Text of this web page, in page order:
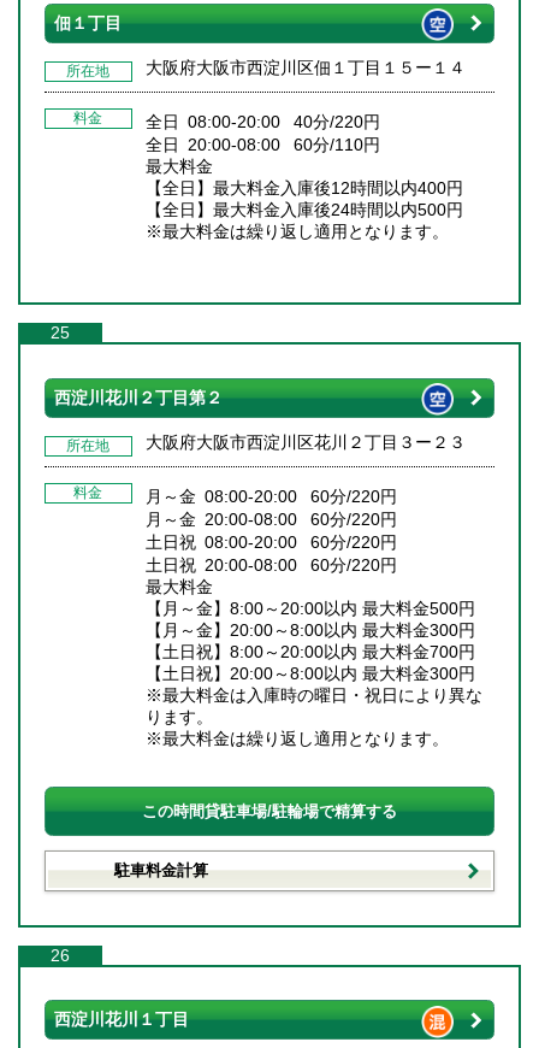
佃１丁目
所在地 大阪府大阪市西淀川区佃１丁目１５ー１４
料金
全日 08:00-20:00 40分/220円
全日 20:00-08:00 60分/110円
最大料金
【全日】最大料金入庫後12時間以内400円
【全日】最大料金入庫後24時間以内500円
※最大料金は繰り返し適用となります。
25
西淀川花川２丁目第２
所在地 大阪府大阪市西淀川区花川２丁目３ー２３
料金
月～金 08:00-20:00 60分/220円
月～金 20:00-08:00 60分/220円
土日祝 08:00-20:00 60分/220円
土日祝 20:00-08:00 60分/220円
最大料金
【月～金】8:00～20:00以内 最大料金500円
【月～金】20:00～8:00以内 最大料金300円
【土日祝】8:00～20:00以内 最大料金700円
【土日祝】20:00～8:00以内 最大料金300円
※最大料金は入庫時の曜日・祝日により異な
ります。
※最大料金は繰り返し適用となります。
この時間貸駐車場/駐輪場で精算する
駐車料金計算
26
西淀川花川１丁目